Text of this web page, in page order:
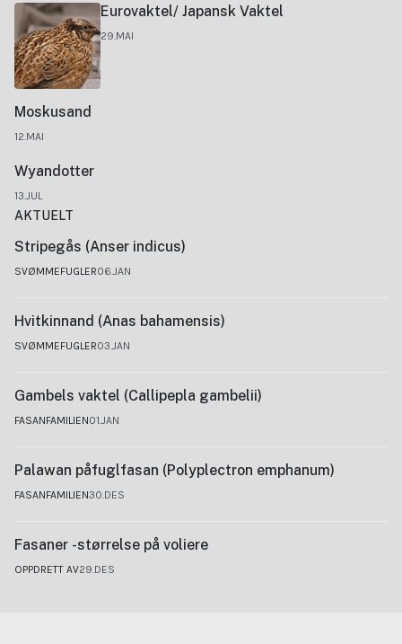
Eurovaktel/ Japansk Vaktel
29.MAI
Moskusand
12.MAI
Wyandotter
13.JUL
AKTUELT
Stripegås (Anser indicus)
SVØMMEFUGLER06.JAN
Hvitkinnand (Anas bahamensis)
SVØMMEFUGLER03.JAN
Gambels vaktel (Callipepla gambelii)
FASANFAMILIEN01.JAN
Palawan påfuglfasan (Polyplectron emphanum)
FASANFAMILIEN30.DES
Fasaner -størrelse på voliere
OPPDRETT AV29.DES